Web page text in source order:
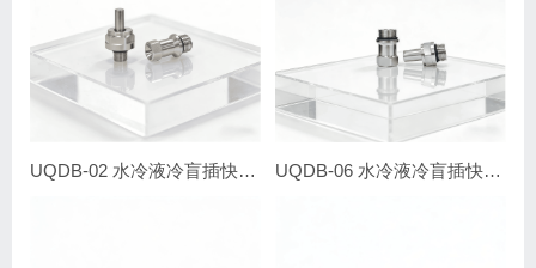
UQDB-02 水冷液冷盲插快接快插头活接电源丹弗斯史陶比尔互换OCP UQDB-06 水冷液冷盲插快接快插头活接电源丹弗斯史陶比尔互换OCP